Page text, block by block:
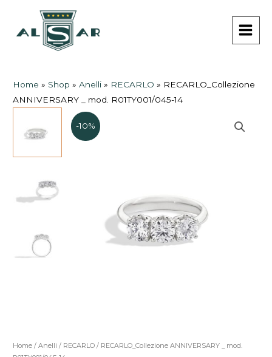
contenuto
Home » Shop »Anelli » RECARLO » RECARLO_Collezione
ANNIVERSARY _ mod. R01TY001/045-14
-10%
Home /Anelli / RECARLO / RECARLO_Collezione ANNIVERSARY _ mod.
Il
Il